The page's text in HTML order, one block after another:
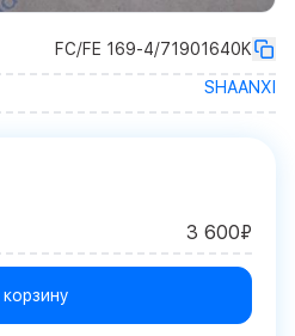
FC/FE 169-4/71901640K
SHAANXI
3 600₽
корзину